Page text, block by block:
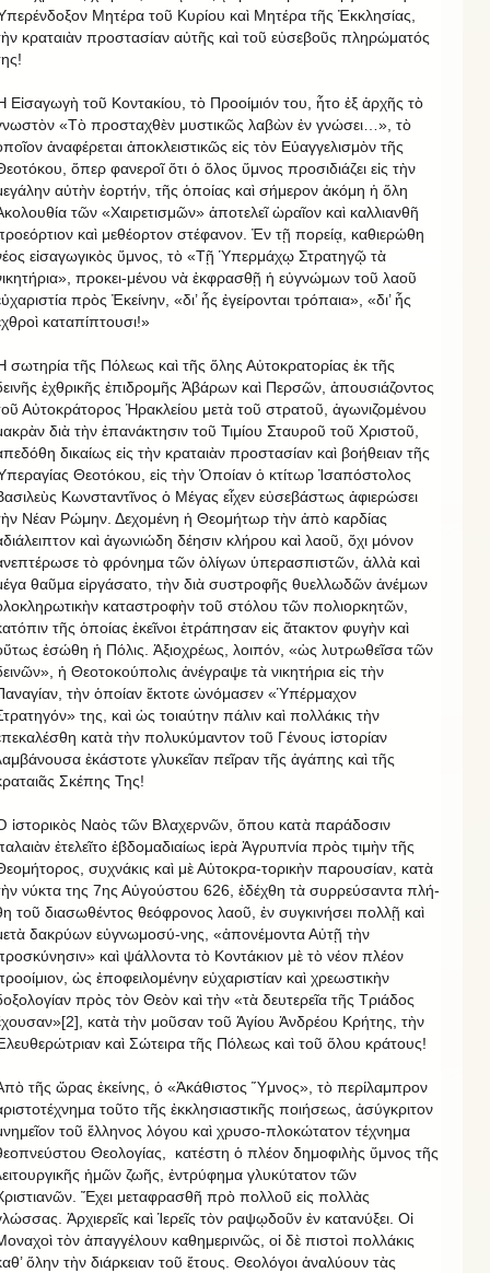
Μητέρα τοῦ Κυρίου καὶ Μητέρα τῆς Ἐκκλησίας,
κραταιὰν προστασίαν αὐτῆς καὶ τοῦ εὐσεβοῦς πληρώματός
Εἰσαγωγὴ τοῦ Κοντακίου, τὸ Προοίμιόν του, ἦτο ἐξ ἀρχῆς τὸ
«Τὸ προσταχθὲν μυστικῶς λαβὼν ἐν γνώσει…», τὸ
ἀναφέρεται ἀποκλειστικῶς εἰς τὸν Εὐαγγελισμὸν τῆς
ὅπερ φανεροῖ ὅτι ὁ ὅλος ὕμνος προσιδιάζει εἰς τὴν
αὐτὴν ἑορτήν, τῆς ὁποίας καὶ σήμερον ἀκόμη ἡ ὅλη
τῶν «Χαιρετισμῶν» ἀποτελεῖ ὡραῖον καὶ καλλιανθῆ
καὶ μεθέορτον στέφανον. Ἐν τῇ πορείᾳ, καθιερώθη
εἰσαγωγικὸς ὕμνος, τὸ «Τῇ Ὑπερμάχῳ Στρατηγῷ τὰ
προκει-μένου νὰ ἐκφρασθῇ ἡ εὐγνώμων τοῦ λαοῦ
πρὸς Ἐκείνην, «δι’ ἧς ἐγείρονται τρόπαια», «δι’ ἧς
καταπίπτουσι!»
σωτηρία τῆς Πόλεως καὶ τῆς ὅλης Αὐτοκρατορίας ἐκ τῆς
ἐχθρικῆς ἐπιδρομῆς Ἀβάρων καὶ Περσῶν, ἀπουσιάζοντος
Αὐτοκράτορος Ἡρακλείου μετὰ τοῦ στρατοῦ, ἀγωνιζομένου
διὰ τὴν ἐπανάκτησιν τοῦ Τιμίου Σταυροῦ τοῦ Χριστοῦ,
δικαίως εἰς τὴν κραταιὰν προστασίαν καὶ βοήθειαν τῆς
Θεοτόκου, εἰς τὴν Ὁποίαν ὁ κτίτωρ Ἰσαπόστολος
Κωνσταντῖνος ὁ Μέγας εἶχεν εὐσεβάστως ἀφιερώσει
Νέαν Ρώμην. Δεχομένη ἡ Θεομήτωρ τὴν ἀπὸ καρδίας
καὶ ἀγωνιώδη δέησιν κλήρου καὶ λαοῦ, ὄχι μόνον
τὸ φρόνημα τῶν ὀλίγων ὑπερασπιστῶν, ἀλλὰ καὶ
θαῦμα εἰργάσατο, τὴν διὰ συστροφῆς θυελλωδῶν ἀνέμων
καταστροφὴν τοῦ στόλου τῶν πολιορκητῶν,
τῆς ὁποίας ἐκεῖνοι ἐτράπησαν εἰς ἄτακτον φυγὴν καὶ
ἐσώθη ἡ Πόλις. Ἀξιοχρέως, λοιπόν, «ὡς λυτρωθεῖσα τῶν
ἡ Θεοτοκούπολις ἀνέγραψε τὰ νικητήρια εἰς τὴν
τὴν ὁποίαν ἔκτοτε ὠνόμασεν «Ὑπέρμαχον
της, καὶ ὡς τοιαύτην πάλιν καὶ πολλάκις τὴν
κατὰ τὴν πολυκύμαντον τοῦ Γένους ἱστορίαν
ἑκάστοτε γλυκεῖαν πεῖραν τῆς ἀγάπης καὶ τῆς
Σκέπης Της!
ἱστορικὸς Ναὸς τῶν Βλαχερνῶν, ὅπου κατὰ παράδοσιν
ἐτελεῖτο ἑβδομαδιαίως ἱερὰ Ἀγρυπνία πρὸς τιμὴν τῆς
συχνάκις καὶ μὲ Αὐτοκρα-τορικὴν παρουσίαν, κατὰ
νύκτα της 7ης Αὐγούστου 626, ἐδέχθη τὰ συρρεύσαντα πλή-
τοῦ διασωθέντος θεόφρονος λαοῦ, ἐν συγκινήσει πολλῇ καὶ
δακρύων εὐγνωμοσύ-νης, «ἀπονέμοντα Αὐτῇ τὴν
καὶ ψάλλοντα τὸ Κοντάκιον μὲ τὸ νέον πλέον
ὡς ἐποφειλομένην εὐχαριστίαν καὶ χρεωστικὴν
πρὸς τὸν Θεὸν καὶ τὴν «τὰ δευτερεῖα τῆς Τριάδος
κατὰ τὴν μοῦσαν τοῦ Ἁγίου Ἀνδρέου Κρήτης, τὴν
καὶ Σώτειρα τῆς Πόλεως καὶ τοῦ ὅλου κράτους!
τῆς ὥρας ἐκείνης, ὁ «Ἀκάθιστος Ὕμνος», τὸ περίλαμπρον
τοῦτο τῆς ἐκκλησιαστικῆς ποιήσεως, ἀσύγκριτον
τοῦ ἕλληνος λόγου καὶ χρυσο-πλοκώτατον τέχνημα
Θεολογίας, κατέστη ὁ πλέον δημοφιλὴς ὕμνος τῆς
ἡμῶν ζωῆς, ἐντρύφημα γλυκύτατον τῶν
Ἔχει μεταφρασθῆ πρὸ πολλοῦ εἰς πολλὰς
Ἀρχιερεῖς καὶ Ἱερεῖς τὸν ραψῳδοῦν ἐν κατανύξει. Οἱ
τὸν ἀπαγγέλουν καθημερινῶς, οἱ δὲ πιστοὶ πολλάκις
ὅλην τὴν διάρκειαν τοῦ ἔτους. Θεολόγοι ἀναλύουν τὰς